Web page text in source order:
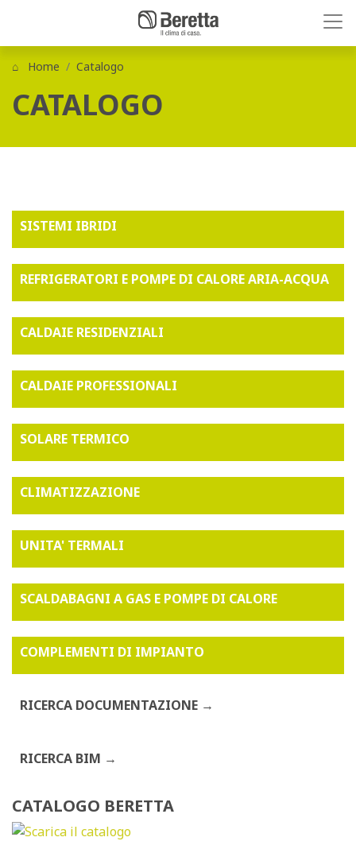
Home Catalogo
CATALOGO
SISTEMI IBRIDI
REFRIGERATORI E POMPE DI CALORE ARIA-ACQUA
CALDAIE RESIDENZIALI
CALDAIE PROFESSIONALI
SOLARE TERMICO
CLIMATIZZAZIONE
UNITA' TERMALI
SCALDABAGNI A GAS E POMPE DI CALORE
COMPLEMENTI DI IMPIANTO
RICERCA DOCUMENTAZIONE
RICERCA BIM
CATALOGO BERETTA